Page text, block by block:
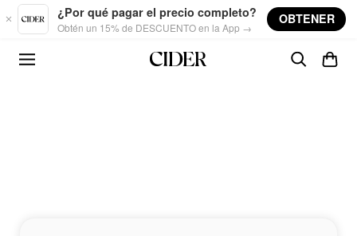
Skip to main content
¿Por qué pagar el precio completo?
Obtén un 15% de DESCUENTO en la App →
OBTENER